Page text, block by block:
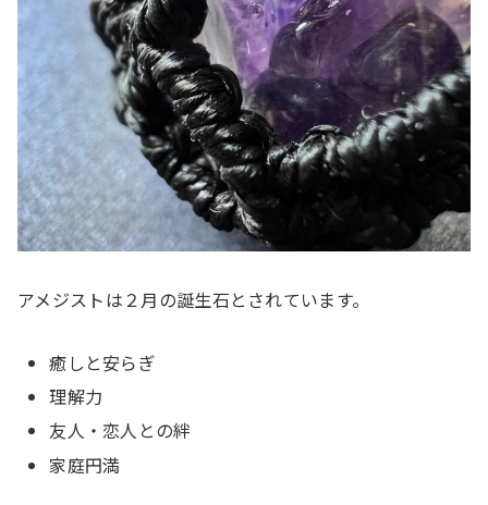
アメジストは２月の誕生石とされています。
癒しと安らぎ
理解力
友人・恋人との絆
家庭円満